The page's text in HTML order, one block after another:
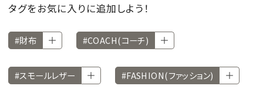
タグをお気に入りに追加しよう！
#財布 #COACH(コーチ)
#スモールレザー #FASHION(ファッション)